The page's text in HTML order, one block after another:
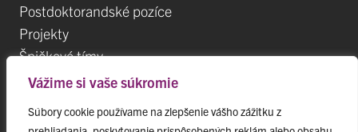
Vážime si vaše súkromie
Súbory cookie používame na zlepšenie vášho zážitku z
Postdoktorandské pozíce
Projekty
Špičkové tímy
TIP-UPJŠ
Evidencia publikačnej činnosti